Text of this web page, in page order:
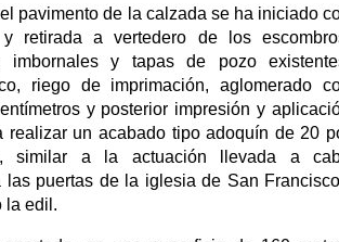
pavimento de la calzada se ha iniciado
retirada a vertedero de los
imbornales y tapas de pozo
riego de imprimación, aglomerado
y posterior impresión y
realizar un acabado tipo adoquín de 20
similar a la actuación llevada a
las puertas de la iglesia de San
la edil.